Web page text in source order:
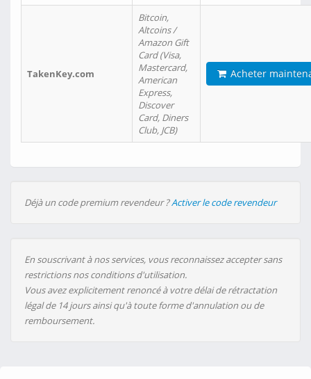
TakenKey.com
Bitcoin,
Altcoins /
Amazon Gift
Card (Visa,
Mastercard,
American
Express,
Discover
Card, Diners
Club, JCB)
Acheter
Déjà un code premium revendeur ?Activer le code revendeur
En souscrivant à nos services, vous reconnaissez accepter sans
restrictions nos conditions d'utilisation.
Vous avez explicitement renoncé à votre délai de rétractation
légal de 14 jours ainsi qu'à toute forme d'annulation ou de
remboursement.